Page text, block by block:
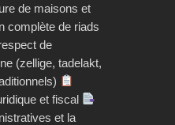
de maisons et
complète de riads
de
(zellige, tadelakt,
et fiscal
et la